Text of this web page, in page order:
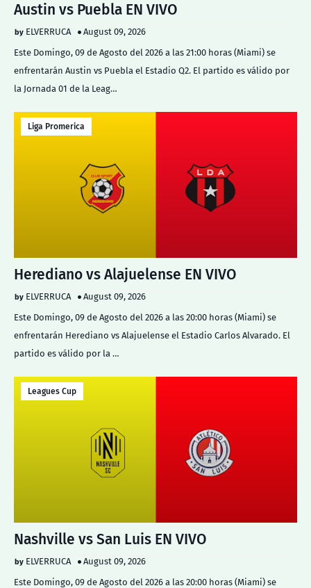
Austin vs Puebla EN VIVO
ELVERRUCA
August 09, 2026
Este Domingo, 09 de Agosto del 2026 a las 21:00 horas (Miami) se
enfrentarán Austin vs Puebla el Estadio Q2. El partido es válido por
la Jornada 01 de la Leag…
Liga Promerica
Herediano vs Alajuelense EN VIVO
ELVERRUCA
August 09, 2026
Este Domingo, 09 de Agosto del 2026 a las 20:00 horas (Miami) se
enfrentarán Herediano vs Alajuelense el Estadio Carlos Alvarado. El
partido es válido por la …
Leagues Cup
Nashville vs San Luis EN VIVO
ELVERRUCA
August 09, 2026
Este Domingo, 09 de Agosto del 2026 a las 20:00 horas (Miami) se